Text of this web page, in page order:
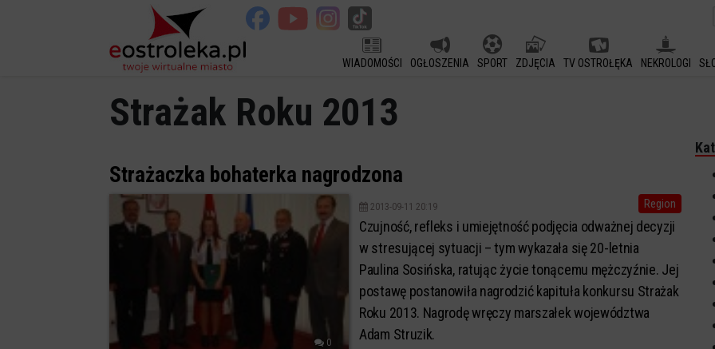
WIADOMOŚCI OGŁOSZENIA SPORT ZDJĘCIA TV OSTROŁĘKA NEKROLOGI
Strażak Roku 2013
Strażaczka bohaterka nagrodzona
0
Region
2013-09-11 20:19
Czujność, refleks i umiejętność podjęcia odważnej decyzji
w stresującej sytuacji – tym wykazała się 20-letnia
Paulina Sosińska, ratując życie tonącemu mężczyźnie. Jej
postawę postanowiła nagrodzić kapituła konkursu Strażak
Roku 2013. Nagrodę wręczy marszałek województwa
Adam Struzik.